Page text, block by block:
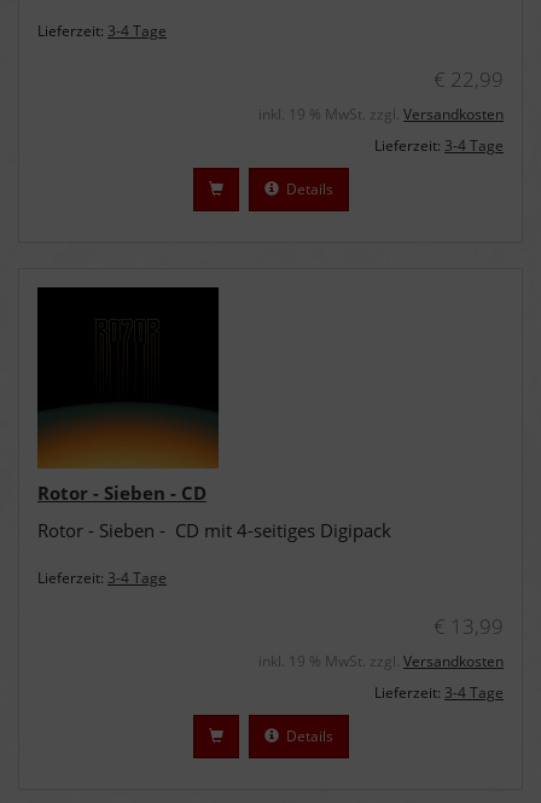
Lieferzeit: 3-4 Tage
€ 22,99
inkl. 19 % MwSt. zzgl. Versandkosten
Lieferzeit: 3-4 Tage
Details
Rotor - Sieben - CD
Rotor - Sieben - CD mit 4-seitiges Digipack
Lieferzeit: 3-4 Tage
€ 13,99
inkl. 19 % MwSt. zzgl. Versandkosten
Lieferzeit: 3-4 Tage
Details